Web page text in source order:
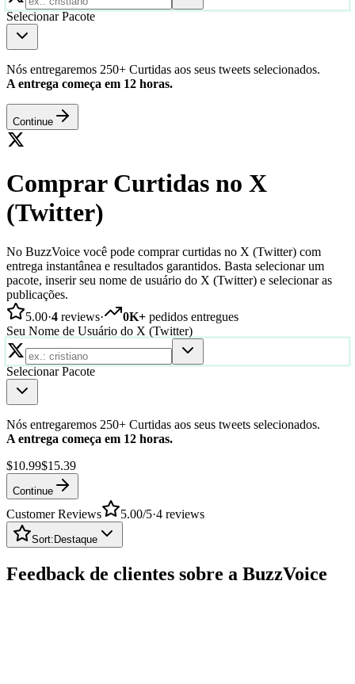
Selecionar Pacote
Nós entregaremos 250+ Curtidas aos seus tweets selecionados.
A entrega começa em 12 horas.
Continue
Comprar Curtidas no X
(Twitter)
No BuzzVoice você pode comprar curtidas no X (Twitter) com
entrega instantânea e resultados garantidos. Basta selecionar um
pacote, inserir seu nome de usuário do X (Twitter) e selecionar as
publicações.
5.00·4 reviews· 0K+ pedidos entregues
Seu Nome de Usuário do X (Twitter)
Selecionar Pacote
Nós entregaremos 250+ Curtidas aos seus tweets selecionados.
A entrega começa em 12 horas.
$10.99$15.39
Continue
Customer Reviews 5.00/5·4 reviews
Sort: Destaque
Feedback de clientes sobre a BuzzVoice